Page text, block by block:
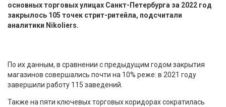
основных торговых улицах Санкт-Петербурга за 2022 год
закрылось 105 точек стрит-ритейла, подсчитали
аналитики Nikoliers.
По их данным, в сравнении с предыдущим годом закрытия
магазинов совершались почти на 10% реже: в 2021 году
завершили работу 115 заведений.
Также на пяти ключевых торговых коридорах сократилась